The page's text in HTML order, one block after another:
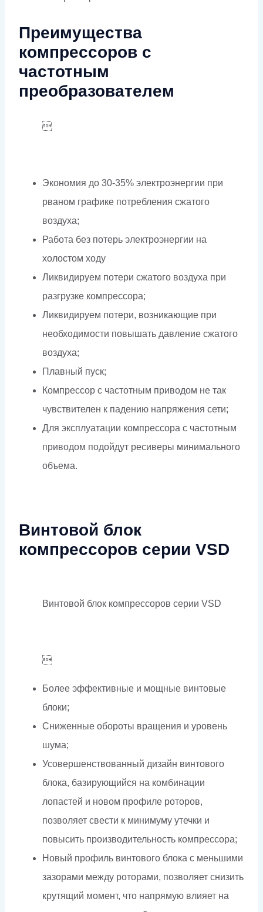
Преимущества
компрессоров с
частотным
преобразователем

Экономия до 30-35% электроэнергии при
рваном графике потребления сжатого
воздуха;
Работа без потерь электроэнергии на
холостом ходу
Ликвидируем потери сжатого воздуха при
разгрузке компрессора;
Ликвидируем потери, возникающие при
необходимости повышать давление сжатого
воздуха;
Плавный пуск;
Компрессор с частотным приводом не так
чувствителен к падению напряжения сети;
Для эксплуатации компрессора с частотным
приводом подойдут ресиверы минимального
объема.
Винтовой блок
компрессоров серии VSD
Винтовой блок компрессоров серии VSD

Более эффективные и мощные винтовые
блоки;
Сниженные обороты вращения и уровень
шума;
Усовершенствованный дизайн винтового
блока, базирующийся на комбинации
лопастей и новом профиле роторов,
позволяет свести к минимуму утечки и
повысить производительность компрессора;
Новый профиль винтового блока с меньшими
зазорами между роторами, позволяет снизить
крутящий момент, что напрямую влияет на